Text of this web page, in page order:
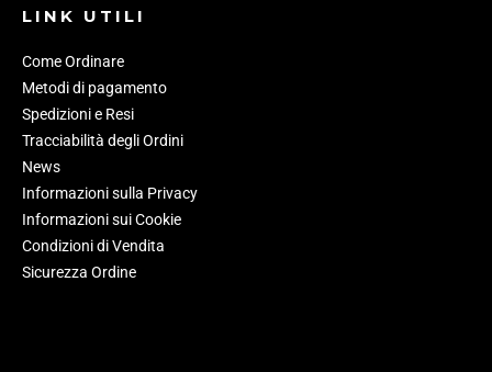
LINK UTILI
Come Ordinare
Metodi di pagamento
Spedizioni e Resi
Tracciabilità degli Ordini
News
Informazioni sulla Privacy
Informazioni sui Cookie
Condizioni di Vendita
Sicurezza Ordine